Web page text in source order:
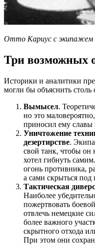
Отто Кариус с экипажем
Три возможных
Историки и аналитики
могли бы объяснить
Вымысел.
но это
приносил ему славы
Уничтожение
дезертирстве.
свой танк, чтобы он
хотел гибнуть
огонь противника,
а сами скрыться
Тактическая
Наиболее
пожертвовать
отвлечь немецкие
более важного
скрытного отхода
При этом они